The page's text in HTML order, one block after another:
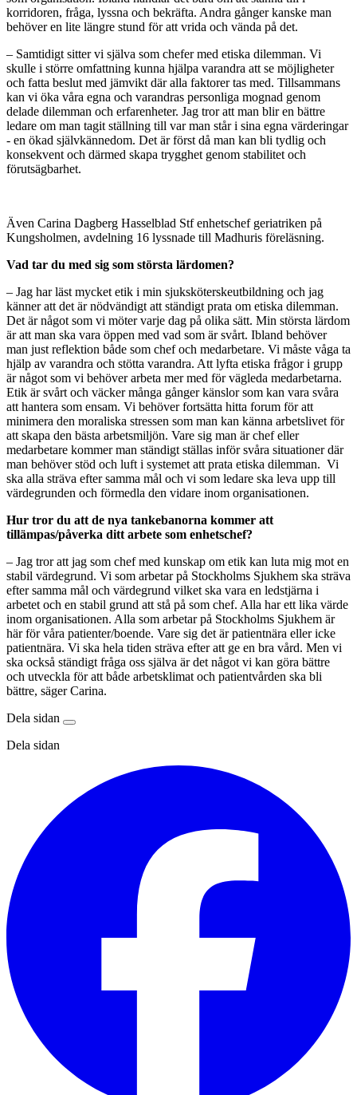
korridoren, fråga, lyssna och bekräfta. Andra gånger kanske man
behöver en lite längre stund för att vrida och vända på det.
– Samtidigt sitter vi själva som chefer med etiska dilemman. Vi
skulle i större omfattning kunna hjälpa varandra att se möjligheter
och fatta beslut med jämvikt där alla faktorer tas med. Tillsammans
kan vi öka våra egna och varandras personliga mognad genom
delade dilemman och erfarenheter. Jag tror att man blir en bättre
ledare om man tagit ställning till var man står i sina egna värderingar
- en ökad självkännedom. Det är först då man kan bli tydlig och
konsekvent och därmed skapa trygghet genom stabilitet och
förutsägbarhet.
Även Carina Dagberg Hasselblad Stf enhetschef geriatriken på
Kungsholmen, avdelning 16 lyssnade till Madhuris föreläsning.
Vad tar du med sig som största lärdomen?
– Jag har läst mycket etik i min sjuksköterskeutbildning och jag
känner att det är nödvändigt att ständigt prata om etiska dilemman.
Det är något som vi möter varje dag på olika sätt. Min största lärdom
är att man ska vara öppen med vad som är svårt. Ibland behöver
man just reflektion både som chef och medarbetare. Vi måste våga ta
hjälp av varandra och stötta varandra. Att lyfta etiska frågor i grupp
är något som vi behöver arbeta mer med för vägleda medarbetarna.
Etik är svårt och väcker många gånger känslor som kan vara svåra
att hantera som ensam. Vi behöver fortsätta hitta forum för att
minimera den moraliska stressen som man kan känna arbetslivet för
att skapa den bästa arbetsmiljön. Vare sig man är chef eller
medarbetare kommer man ständigt ställas inför svåra situationer där
man behöver stöd och luft i systemet att prata etiska dilemman. Vi
ska alla sträva efter samma mål och vi som ledare ska leva upp till
värdegrunden och förmedla den vidare inom organisationen.
Hur tror du att de nya tankebanorna kommer att
tillämpas/påverka ditt arbete som enhetschef?
– Jag tror att jag som chef med kunskap om etik kan luta mig mot en
stabil värdegrund. Vi som arbetar på Stockholms Sjukhem ska sträva
efter samma mål och värdegrund vilket ska vara en ledstjärna i
arbetet och en stabil grund att stå på som chef. Alla har ett lika värde
inom organisationen. Alla som arbetar på Stockholms Sjukhem är
här för våra patienter/boende. Vare sig det är patientnära eller icke
patientnära. Vi ska hela tiden sträva efter att ge en bra vård. Men vi
ska också ständigt fråga oss själva är det något vi kan göra bättre
och utveckla för att både arbetsklimat och patientvården ska bli
bättre, säger Carina.
Dela sidan
Dela sidan